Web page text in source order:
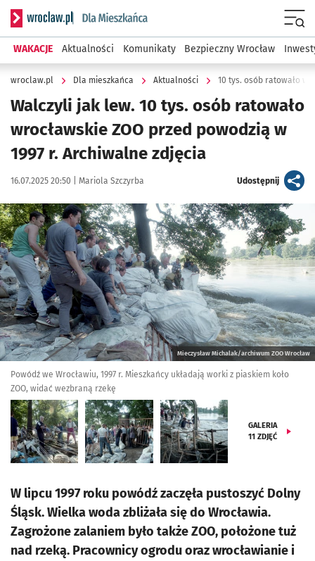
Serwis informacyjny wroclaw.pl podserwis: Dla mieszkańca
WAKACJE Aktualności Komunikaty Bezpieczny Wrocław
wroclaw.pl Dla mieszkańca Aktualności 10 tys. osób ratowało
Walczyli jak lew. 10 tys. osób ratowało
wrocławskie ZOO przed powodzią w
1997 r. Archiwalne zdjęcia
Data publikacji:
16.07.2025 20:50 | Autor:
Mariola Szczyrba Udostępnijartykuł
Kliknij, aby zobaczyć galerię
Mieczysław Michalak/archiwum ZOO Wrocław
Powódź we Wrocławiu, 1997 r. Mieszkańcy układają worki z piaskiem koło
ZOO, widać wezbraną rzekę
GALERIA
11 ZDJĘĆ
W lipcu 1997 roku powódź zaczęła pustoszyć Dolny
Śląsk. Wielka woda zbliżała się do Wrocławia.
Zagrożone zalaniem było także ZOO, położone tuż
nad rzeką. Pracownicy ogrodu oraz wrocławianie i